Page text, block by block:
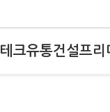
테크유통건설프리